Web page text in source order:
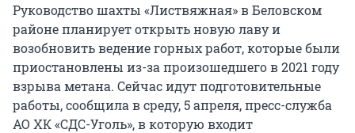
Руководство шахты «Листвяжная» в Беловском
районе планирует открыть новую лаву и
возобновить ведение горных работ, которые были
приостановлены из-за произошедшего в 2021 году
взрыва метана. Сейчас идут подготовительные
работы, сообщила в среду, 5 апреля, пресс-служба
АО ХК «СДС-Уголь», в которую входит